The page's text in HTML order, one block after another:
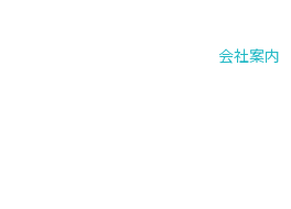
会社案内